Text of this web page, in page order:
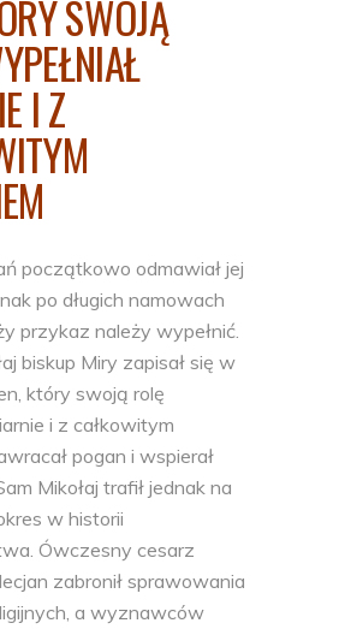
SWOJĄ
I Z
początkowo odmawiał jej
po długich namowach
przykaz należy wypełnić.
biskup Miry zapisał się w
który swoją rolę
i z całkowitym
pogan i wspierał
Mikołaj trafił jednak na
w historii
Ówczesny cesarz
zabronił sprawowania
a wyznawców